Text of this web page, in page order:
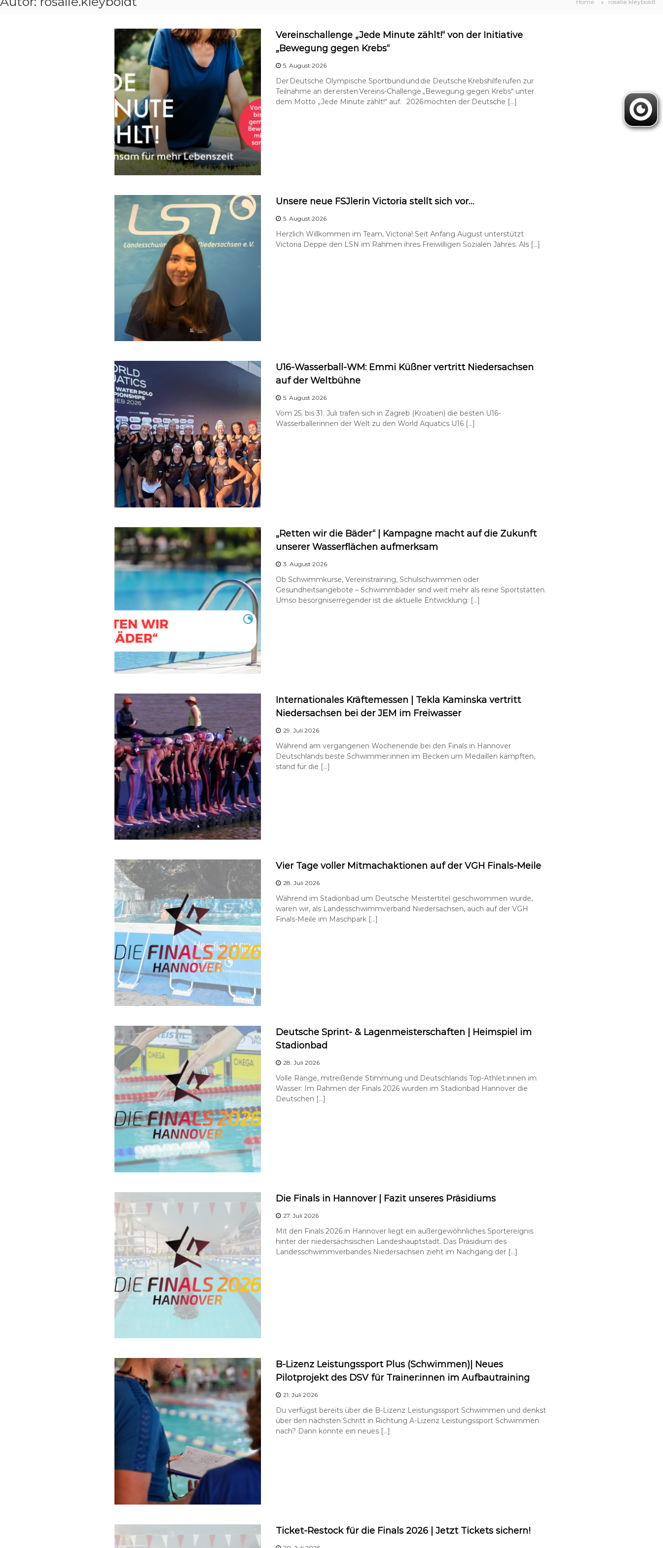
Home rosalie.kleyboldt
Vereinschallenge „Jede Minute zählt!“ von der Initiative
„Bewegung gegen Krebs“
5. August 2026
Der Deutsche Olympische Sportbund und die Deutsche Krebshilfe rufen zur
Teilnahme an der ersten Vereins-Challenge „Bewegung gegen Krebs“ unter
dem Motto „Jede Minute zählt!“ auf. 2026 möchten der Deutsche […]
Unsere neue FSJlerin Victoria stellt sich vor…
5. August 2026
Herzlich Willkommen im Team, Victoria! Seit Anfang August unterstützt
Victoria Deppe den LSN im Rahmen ihres Freiwilligen Sozialen Jahres. Als […]
U16-Wasserball-WM: Emmi Küßner vertritt Niedersachsen
auf der Weltbühne
5. August 2026
Vom 25. bis 31. Juli trafen sich in Zagreb (Kroatien) die besten U16-
Wasserballerinnen der Welt zu den World Aquatics U16 […]
„Retten wir die Bäder“ | Kampagne macht auf die Zukunft
unserer Wasserflächen aufmerksam
3. August 2026
Ob Schwimmkurse, Vereinstraining, Schulschwimmen oder
Gesundheitsangebote – Schwimmbäder sind weit mehr als reine Sportstätten.
Umso besorgniserregender ist die aktuelle Entwicklung: […]
Internationales Kräftemessen | Tekla Kaminska vertritt
Niedersachsen bei der JEM im Freiwasser
29. Juli 2026
Während am vergangenen Wochenende bei den Finals in Hannover
Deutschlands beste Schwimmer:innen im Becken um Medaillen kämpften,
stand für die […]
Vier Tage voller Mitmachaktionen auf der VGH Finals-Meile
28. Juli 2026
Während im Stadionbad um Deutsche Meistertitel geschwommen wurde,
waren wir, als Landesschwimmverband Niedersachsen, auch auf der VGH
Finals-Meile im Maschpark […]
Deutsche Sprint- & Lagenmeisterschaften | Heimspiel im
Stadionbad
28. Juli 2026
Volle Ränge, mitreißende Stimmung und Deutschlands Top-Athlet:innen im
Wasser: Im Rahmen der Finals 2026 wurden im Stadionbad Hannover die
Deutschen […]
Die Finals in Hannover | Fazit unseres Präsidiums
27. Juli 2026
Mit den Finals 2026 in Hannover liegt ein außergewöhnliches Sportereignis
hinter der niedersächsischen Landeshauptstadt. Das Präsidium des
Landesschwimmverbandes Niedersachsen zieht im Nachgang der […]
B-Lizenz Leistungssport Plus (Schwimmen)| Neues
Pilotprojekt des DSV für Trainer:innen im Aufbautraining
21. Juli 2026
Du verfügst bereits über die B-Lizenz Leistungssport Schwimmen und denkst
über den nächsten Schritt in Richtung A-Lizenz Leistungssport Schwimmen
nach? Dann könnte ein neues […]
Ticket-Restock für die Finals 2026 | Jetzt Tickets sichern!